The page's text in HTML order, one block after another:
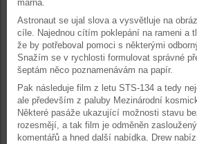
marná.
Astronaut se ujal slova a vysvětluje na
cíle. Najednou cítím poklepání na rameni a
že by potřeboval pomoci s některými
Snažím se v rychlosti formulovat správné
šeptám něco poznamenávám na papír.
Pak následuje film z letu STS-134 a tedy
ale především z paluby Mezinárodní
Některé pasáže ukazující možnosti stavu
rozesmějí, a tak film je odměněn
komentářů a hned další nabídka. Drew